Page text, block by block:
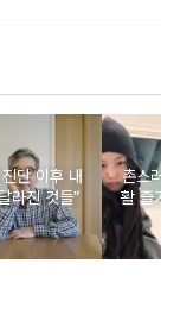
단 이후 내
라진 것들”
촌스러
활 즐기